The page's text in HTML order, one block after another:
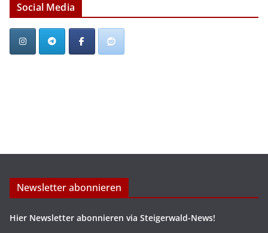
Social Media
Newsletter abonnieren
Hier Newsletter abonnieren via Steigerwald-News!